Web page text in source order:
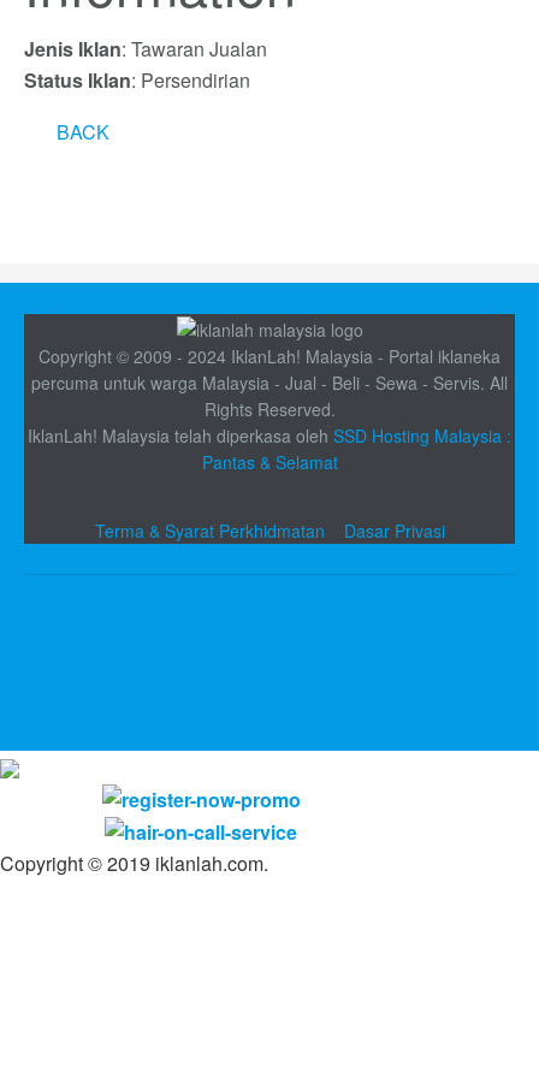
Jenis Iklan: Tawaran Jualan
Status Iklan: Persendirian
BACK
Copyright © 2009 - 2024 IklanLah! Malaysia - Portal iklaneka
percuma untuk warga Malaysia - Jual - Beli - Sewa - Servis. All
Rights Reserved.
IklanLah! Malaysia telah diperkasa oleh SSD Hosting Malaysia :
Pantas & Selamat
Terma & Syarat Perkhidmatan Dasar Privasi
Copyright © 2019 iklanlah.com.